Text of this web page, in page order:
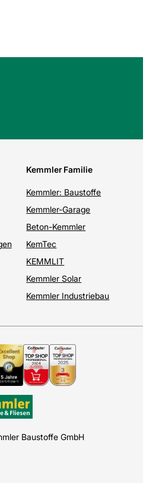
Kemmler Familie
Kemmler: Baustoffe
Kemmler-Garage
Beton-Kemmler
KemTec
KEMMLIT
Kemmler Solar
Kemmler Industriebau
Baustoffe GmbH